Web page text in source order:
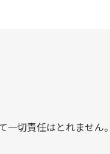
切責任はとれません。